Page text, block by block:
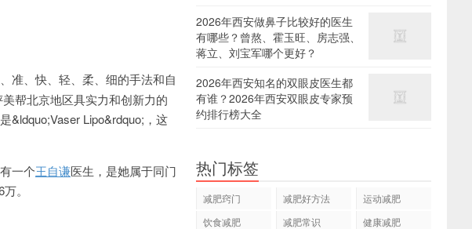
准、快、轻、柔、细的手法和自
帮北京地区具实力和创新力的
&ldquo;Vaser Lipo&rdquo;，这
一个王自谦医生，是她属于同门
。
2026年西安做鼻子比较好的医生
有哪些？曾熬、霍玉旺、房志强、
蒋立、刘宝军哪个更好？
2026年西安知名的双眼皮医生都
有谁？2026年西安双眼皮专家预
约排行榜大全
热门标签
减肥窍门 减肥好方法
运动减肥
饮食减肥
减肥常识
健康减肥